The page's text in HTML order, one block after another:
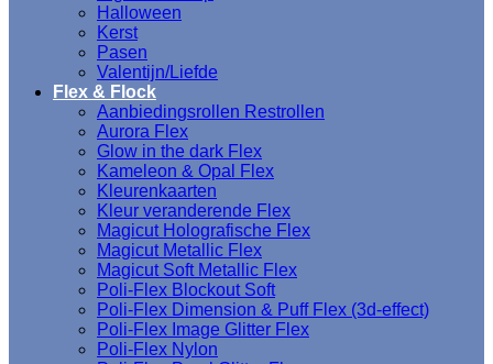
Halloween
Kerst
Pasen
Valentijn/Liefde
Flex & Flock
Aanbiedingsrollen Restrollen
Aurora Flex
Glow in the dark Flex
Kameleon & Opal Flex
Kleurenkaarten
Kleur veranderende Flex
Magicut Holografische Flex
Magicut Metallic Flex
Magicut Soft Metallic Flex
Poli-Flex Blockout Soft
Poli-Flex Dimension & Puff Flex (3d-effect)
Poli-Flex Image Glitter Flex
Poli-Flex Nylon